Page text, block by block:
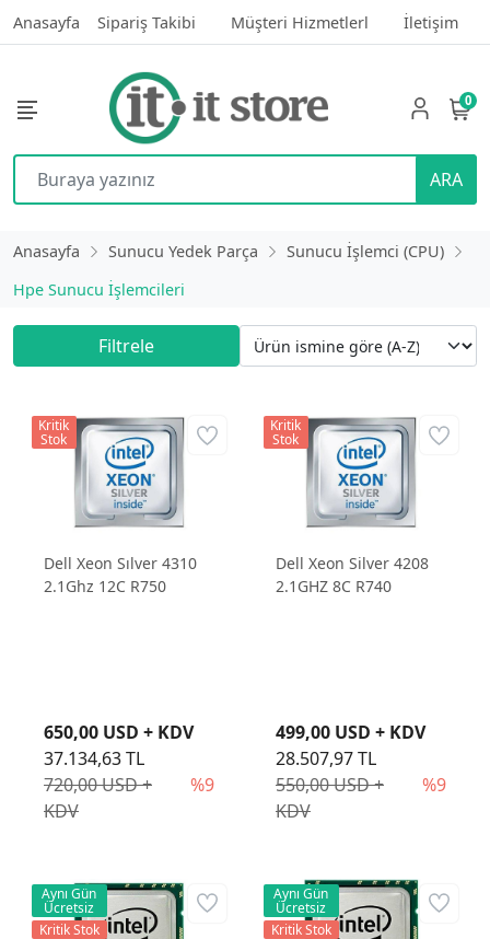
Anasayfa Sipariş Takibi Müşteri Hizmetlerl İletişim
ARA
0
Anasayfa Sunucu Yedek Parça
Sunucu İşlemci (CPU)
Hpe Sunucu İşlemcileri
Filtrele
Dell Xeon Sılver 4310
2.1Ghz 12C R750
720,00 USD +
KDV
%9
650,00 USD + KDV
37.134,63 TL
Kritik
Stok
Dell Xeon Silver 4208
2.1GHZ 8C R740
550,00 USD +
KDV
%9
499,00 USD + KDV
28.507,97 TL
Kritik
Stok
Aynı Gün
Ücretsiz
Kritik Stok
Aynı Gün
Ücretsiz
Kritik Stok